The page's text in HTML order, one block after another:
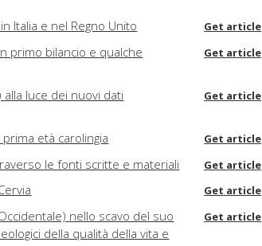
Italia e nel Regno Unito Get article
primo bilancio e qualche
Get article
luce dei nuovi dati
Get article
età carolingia Get article
le fonti scritte e materiali Get article
Get article
nello scavo del suo
della qualità della vita e
Get article